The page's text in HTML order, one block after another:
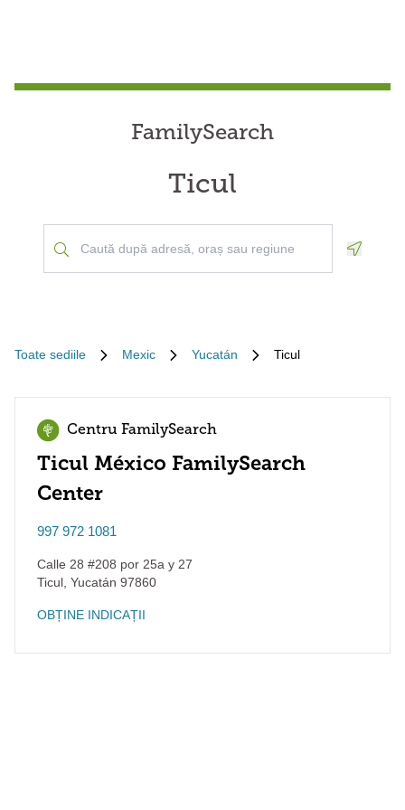
FamilySearch
Ticul
Toate sediile Mexic Yucatán Ticul
Centru FamilySearch
Ticul México FamilySearch
Center
997 972 1081
Calle 28 #208 por 25a y 27
Ticul Yucatán 97860
OBȚINE INDICAȚII